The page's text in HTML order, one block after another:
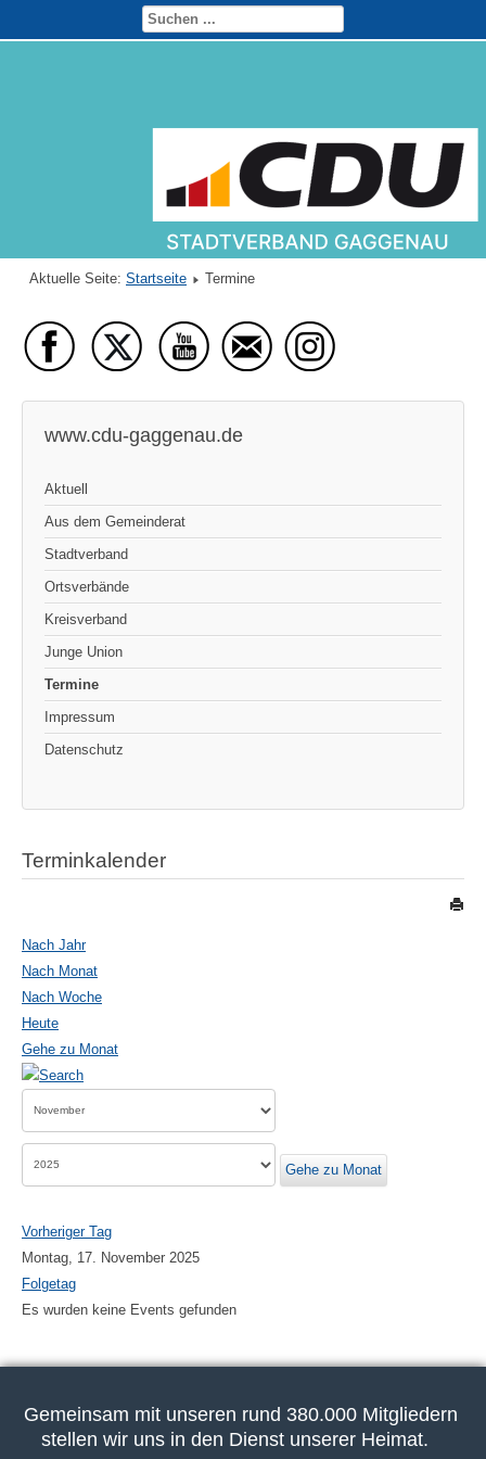
Aktuelle Seite: Startseite Termine
www.cdu-gaggenau.de
Aktuell
Aus dem Gemeinderat
Stadtverband
Ortsverbände
Kreisverband
Junge Union
Termine
Impressum
Datenschutz
Terminkalender
Nach Jahr
Nach Monat
Nach Woche
Heute
Gehe zu Monat
Gehe zu Monat
Vorheriger Tag
Montag, 17. November 2025
Folgetag
Es wurden keine Events gefunden
Gemeinsam mit unseren rund 380.000 Mitgliedern
stellen wir uns in den Dienst unserer Heimat.